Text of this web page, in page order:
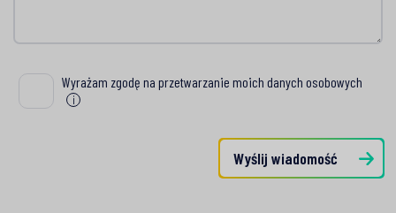
Wyrażam zgodę na przetwarzanie moich danych osobowych
Wyrażam zgodę na przetwarzanie moich danych osobowych
i
Wyślij wiadomość